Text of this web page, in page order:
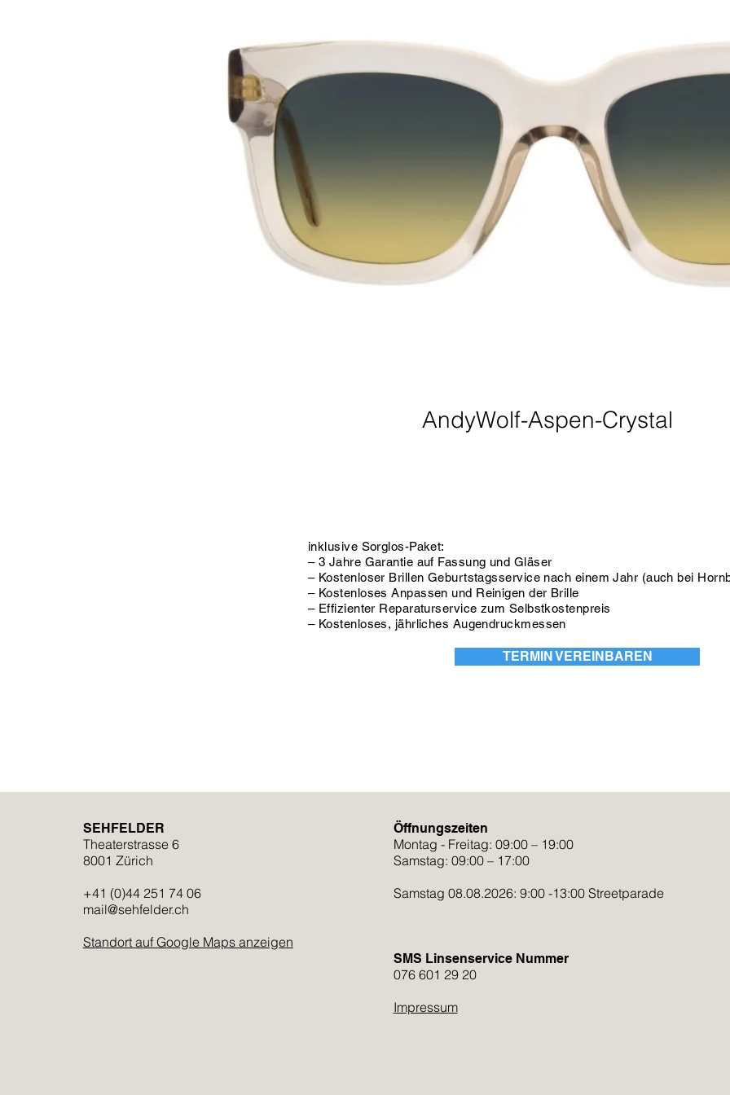
AndyWolf-Aspen-Crystal
inklusive Sorglos-Paket:
– 3 Jahre Garantie auf Fassung und Gläser
– Kostenloser Brillen Geburtstagsservice nach einem Jahr (auch bei
– Kostenloses Anpassen und Reinigen der Brille
– Effizienter Reparaturservice zum Selbstkostenpreis
– Kostenloses, jährliches Augendruckmessen
TERMIN VEREINBAREN
SEHFELDER
Theaterstrasse 6
8001 Zürich
+41 (0)44 251 74 06
mail@sehfelder.ch
Standort auf Google Maps anzeigen
Öffnungszeiten
Montag - Freitag: 09:00 – 19:00
Samstag: 09:00 – 17:00
Samstag 08.08.2026: 9:00 -13:00 Streetparade
SMS Linsenservice Nummer
076 601 29 20
Impressum